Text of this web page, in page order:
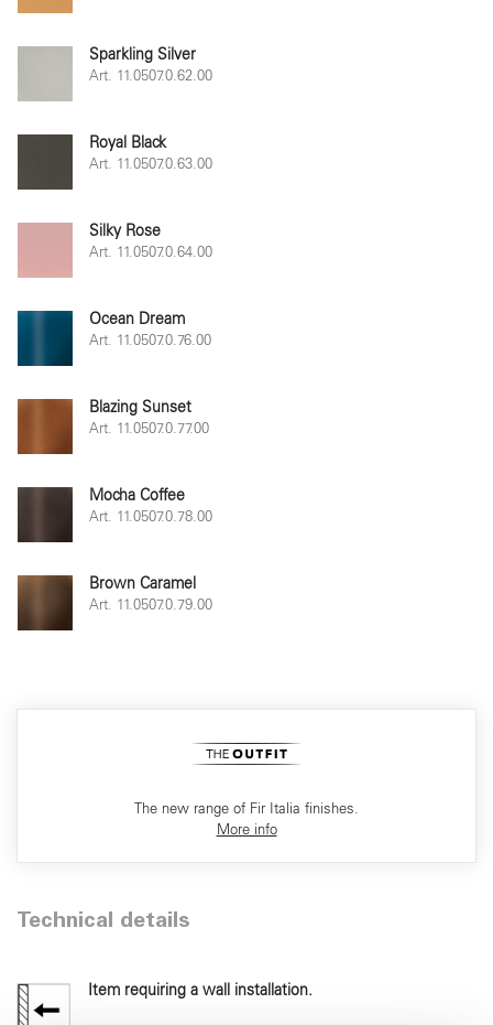
Sparkling Silver
Art. 11.0507.0.62.00
Royal Black
Art. 11.0507.0.63.00
Silky Rose
Art. 11.0507.0.64.00
Ocean Dream
Art. 11.0507.0.76.00
Blazing Sunset
Art. 11.0507.0.77.00
Mocha Coffee
Art. 11.0507.0.78.00
Brown Caramel
Art. 11.0507.0.79.00
The new range of Fir Italia finishes.
More info
Technical details
Item requiring a wall installation.